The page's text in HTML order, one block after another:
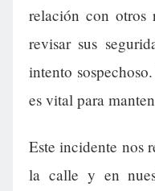
relación con otros
revisar sus
intento
es vital para
Este incidente nos
la calle y en